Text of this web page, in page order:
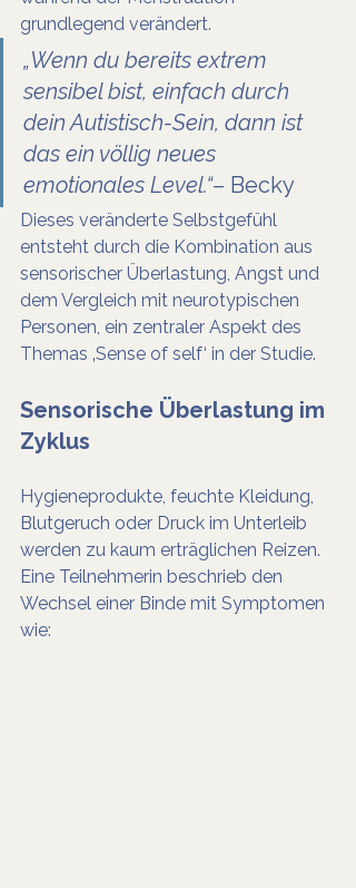
grundlegend verändert.
„Wenn du bereits extrem
sensibel bist, einfach durch
dein Autistisch-Sein, dann ist
das ein völlig neues
emotionales Level.“– Becky
Dieses veränderte Selbstgefühl
entsteht durch die Kombination aus
sensorischer Überlastung, Angst und
dem Vergleich mit neurotypischen
Personen, ein zentraler Aspekt des
Themas ‚Sense of self‘ in der Studie.
Sensorische Überlastung im
Zyklus
Hygieneprodukte, feuchte Kleidung,
Blutgeruch oder Druck im Unterleib
werden zu kaum erträglichen Reizen.
Eine Teilnehmerin beschrieb den
Wechsel einer Binde mit Symptomen
wie: